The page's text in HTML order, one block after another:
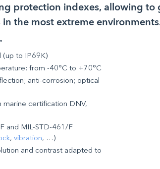
protection indexes, allowing to
the most extreme
(up to IP69K)
from -40°C to +70°C
anti-corrosion; optical
marine certification DNV,
and MIL-STD-461/F
, vibration, …)
and contrast adapted to